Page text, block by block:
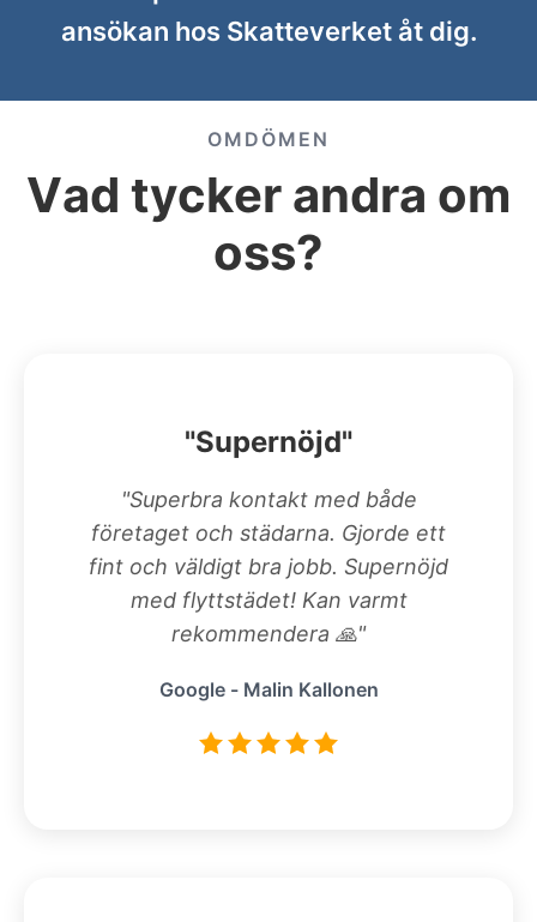
ansökan hos Skatteverket åt dig.
OMDÖMEN
Vad tycker andra om
oss?
"Supernöjd"
"Superbra kontakt med både
företaget och städarna. Gjorde ett
fint och väldigt bra jobb. Supernöjd
med flyttstädet! Kan varmt
rekommendera 🙏"
Google - Malin Kallonen